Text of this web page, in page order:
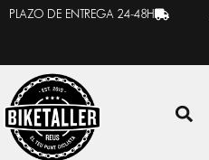
PLAZO DE ENTREGA 24-48H